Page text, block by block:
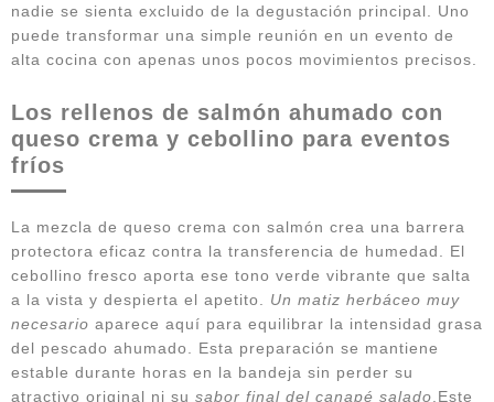
nadie se sienta excluido de la degustación principal. Uno
puede transformar una simple reunión en un evento de
alta cocina con apenas unos pocos movimientos precisos.
Los rellenos de salmón ahumado con
queso crema y cebollino para eventos
fríos
La mezcla de queso crema con salmón crea una barrera
protectora eficaz contra la transferencia de humedad. El
cebollino fresco aporta ese tono verde vibrante que salta
a la vista y despierta el apetito. Un matiz herbáceo muy
necesario aparece aquí para equilibrar la intensidad grasa
del pescado ahumado. Esta preparación se mantiene
estable durante horas en la bandeja sin perder su
atractivo original ni su sabor final del canapé salado .Este